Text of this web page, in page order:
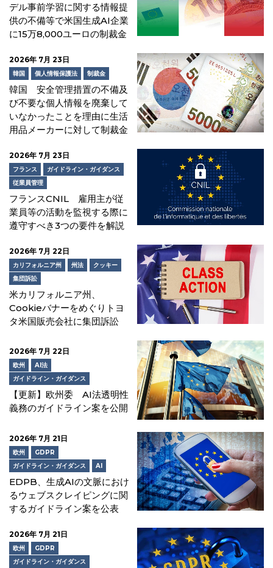
デル事前学習に関する情報提
供の不備等で米国生成AI企業
に15万8,000ユーロの制裁金
2026年 7月 23日
韓国 個人情報保護法 制裁金
韓国 安全管理措置の不備及
び不要な個人情報を廃棄して
いなかったことを理由に生活
用品メーカーに対して制裁金
2026年 7月 23日
フランス
ガイドライン・ガイダンス
従業員管理
フランスCNIL 雇用主が従
業員等の活動を監視する際に
遵守すべき3つの要件を解説
2026年 7月 22日
カリフォルニア州 州法
クッキー
集団訴訟
米カリフォルニア州、
Cookieバナーをめぐりトヨ
タ米国販売会社に集団訴訟
2026年 7月 22日
欧州
AI法
ガイドライン・ガイダンス
【更新】欧州委 AI法透明性
義務のガイドライン案を公開
2026年 7月 21日
欧州
GDPR
ガイドライン・ガイダンス
AI
EDPB、生成AIの文脈におけ
るウェブスクレイピングに関
するガイドライン案を公表
2026年 7月 21日
欧州
GDPR
ガイドライン・ガイダンス